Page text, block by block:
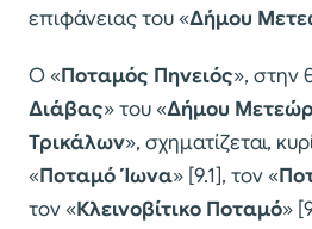
επιφάνειας του «Δήμου
Ο «Ποταμός Πηνειός», στην
Διάβας» του «Δήμου
Τρικάλων», σχηματίζεται,
«Ποταμό Ίωνα» [9.1], τον «
τον «Κλεινοβίτικο Ποταμό»